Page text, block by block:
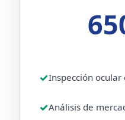
Inspección ocular
Análisis de